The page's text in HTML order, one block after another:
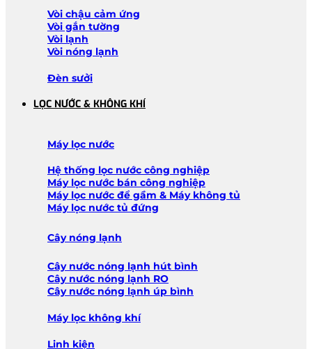
Vòi chậu cảm ứng
Vòi gắn tường
Vòi lạnh
Vòi nóng lạnh
Đèn sưởi
LỌC NƯỚC & KHÔNG KHÍ
Máy lọc nước
Hệ thống lọc nước công nghiệp
Máy lọc nước bán công nghiệp
Máy lọc nước để gầm & Máy không tủ
Máy lọc nước tủ đứng
Cây nóng lạnh
Cây nước nóng lạnh hút bình
Cây nước nóng lạnh RO
Cây nước nóng lạnh úp bình
Máy lọc không khí
Linh kiện